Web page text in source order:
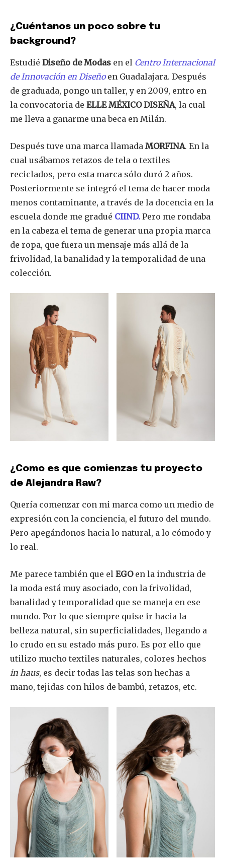
¿Cuéntanos un poco sobre tu
background?
Estudié Diseño de Modas en el Centro Internacional
de Innovación en Diseñoen Guadalajara. Después
de graduada, pongo un taller, y en 2009, entro en
la convocatoria de ELLE MÉXICO DISEÑA, la cual
me lleva a ganarme una beca en Milán.
Después tuve una marca llamada MORFINA. En la
cual usábamos retazos de tela o textiles
reciclados, pero esta marca sólo duró 2 años.
Posteriormente se integró el tema de hacer moda
menos contaminante, a través de la docencia en la
escuela donde me gradué CIIND. Pero me rondaba
en la cabeza el tema de generar una propia marca
de ropa, que fuera un mensaje más allá de la
frivolidad, la banalidad y la temporalidad de una
colección.
¿Como es que comienzas tu proyecto
de Alejandra Raw?
Quería comenzar con mi marca como un medio de
expresión con la conciencia, el futuro del mundo.
Pero apegándonos hacia lo natural, a lo cómodo y
lo real.
Me parece también que el EGOen la industria de
la moda está muy asociado, con la frivolidad,
banalidad y temporalidad que se maneja en ese
mundo. Por lo que siempre quise ir hacia la
belleza natural, sin superficialidades, llegando a
lo crudo en su estado más puro. Es por ello que
utilizo mucho textiles naturales, colores hechos
in haus, es decir todas las telas son hechas a
mano, tejidas con hilos de bambú, retazos, etc.